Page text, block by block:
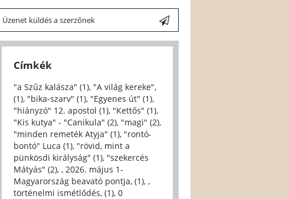
Üzenet küldés a szerzőnek
Címkék
"a Szűz kalásza" (1), "A világ kereke",
(1), "bika-szarv" (1), "Egyenes út" (1),
"hiányzó" 12. apostol (1), "Kettős" (1),
"Kis kutya" - "Canikula" (2), "magi" (2),
"minden remeték Atyja" (1), "rontó-
bontó" Luca (1), "rövid, mint a
pünkösdi királyság" (1), "szekercés
Mátyás" (2), , 2026. május 1-
Magyarország beavató pontja, (1), ,
történelmi ismétlődés, (1), 0